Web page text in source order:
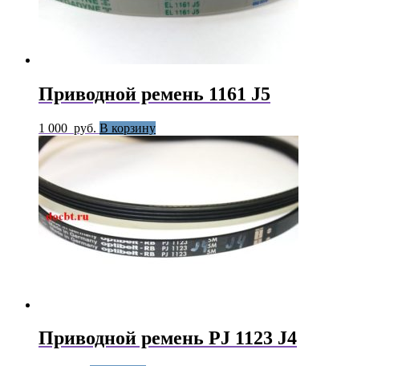
Приводной ремень 1161 J5
1 000 руб. В корзину
Приводной ремень PJ 1123 J4